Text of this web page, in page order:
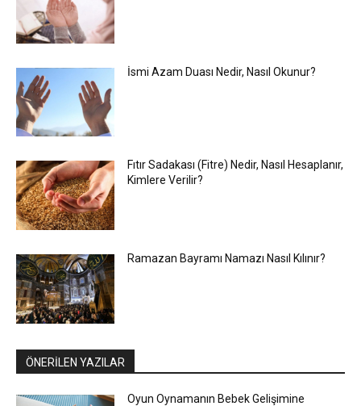
İsmi Azam Duası Nedir, Nasıl Okunur?
Fıtır Sadakası (Fitre) Nedir, Nasıl Hesaplanır,
Kimlere Verilir?
Ramazan Bayramı Namazı Nasıl Kılınır?
ÖNERİLEN YAZILAR
Oyun Oynamanın Bebek Gelişimine